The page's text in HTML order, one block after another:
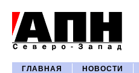
ГЛАВНАЯ НОВОСТИ